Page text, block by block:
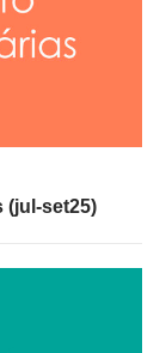
(jul-set25)